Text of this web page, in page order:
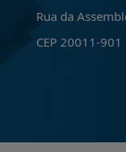
Rua da
CEP 20011-901